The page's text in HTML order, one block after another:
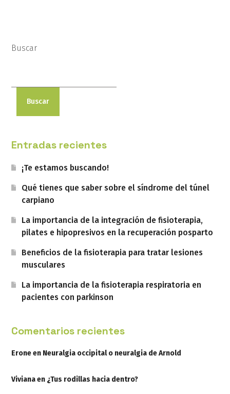
Buscar
Buscar
Entradas recientes
¡Te estamos buscando!
Qué tienes que saber sobre el síndrome del túnel
carpiano
La importancia de la integración de fisioterapia,
pilates e hipopresivos en la recuperación posparto
Beneficios de la fisioterapia para tratar lesiones
musculares
La importancia de la fisioterapia respiratoria en
pacientes con parkinson
Comentarios recientes
Eroneen Neuralgia occipital o neuralgia de Arnold
Vivianaen ¿Tus rodillas hacia dentro?